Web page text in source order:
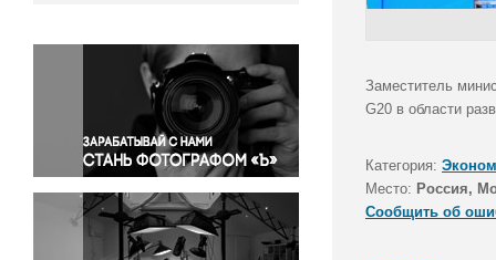
Окружающая среда
Политика
Правосудие
Происшествия и конфликты
Религия
Светская жизнь
Спорт
Экология
Заместитель
G20 в области
Категория:
Место: Россия,
Сообщить об